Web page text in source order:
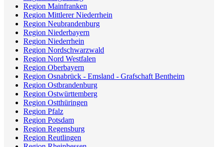
Region Mainfranken
Region Mittlerer Niederrhein
Region Neubrandenburg
Region Niederbayern
Region Niederrhein
Region Nordschwarzwald
Region Nord Westfalen
Region Oberbayern
Region Osnabrück - Emsland - Grafschaft Bentheim
Region Ostbrandenburg
Region Ostwürttemberg
Region Ostthüringen
Region Pfalz
Region Potsdam
Region Regensburg
Region Reutlingen